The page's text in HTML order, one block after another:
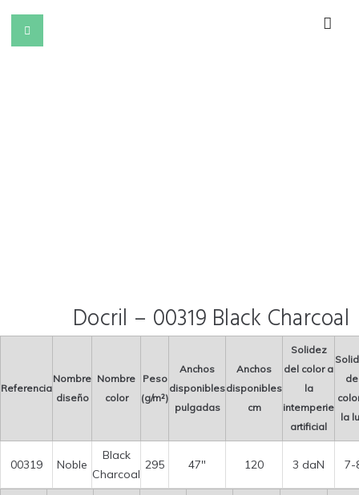
Docril – 00319 Black Charcoal
Referencia
Nombre
diseño
Nombre
color
Peso
(g/m²)
Anchos
disponibles
pulgadas
Anchos
disponibles
cm
Solidez
del color a
la
intemperie
artificial
la
00319 Noble
Black
Charcoal
295 47″ 120 3 daN 7-